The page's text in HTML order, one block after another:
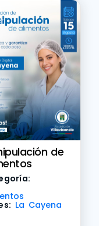
de
La Cayena